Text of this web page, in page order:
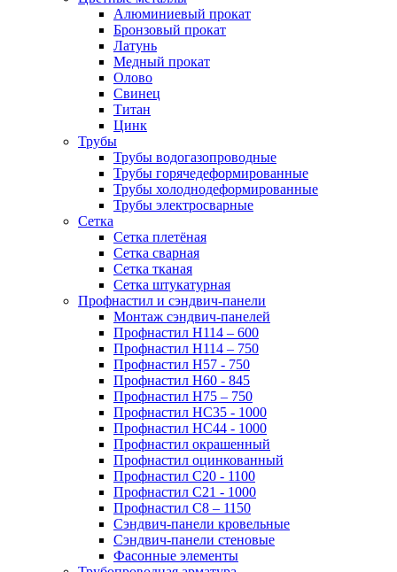
Алюминиевый прокат
Бронзовый прокат
Латунь
Медный прокат
Олово
Свинец
Титан
Цинк
Трубы
Трубы водогазопроводные
Трубы горячедеформированные
Трубы холоднодеформированные
Трубы электросварные
Сетка
Сетка плетёная
Сетка сварная
Сетка тканая
Сетка штукатурная
Профнастил и сэндвич-панели
Монтаж сэндвич-панелей
Профнастил Н114 – 600
Профнастил Н114 – 750
Профнастил Н57 - 750
Профнастил Н60 - 845
Профнастил Н75 – 750
Профнастил НС35 - 1000
Профнастил НС44 - 1000
Профнастил окрашенный
Профнастил оцинкованный
Профнастил С20 - 1100
Профнастил С21 - 1000
Профнастил С8 – 1150
Сэндвич-панели кровельные
Сэндвич-панели стеновые
Фасонные элементы